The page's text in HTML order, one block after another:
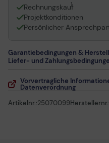
Epson WorkForce WF-
(C11CK63405DA)
Epson Expression Home XP-
(C11CK66403)
Rechnungskauf
1
Projektkonditionen
Persönlicher
Garantiebedingungen &
Liefer- und
Vorvertragliche
Datenverordnung
Artikelnr.:25070099Herstellernr.: